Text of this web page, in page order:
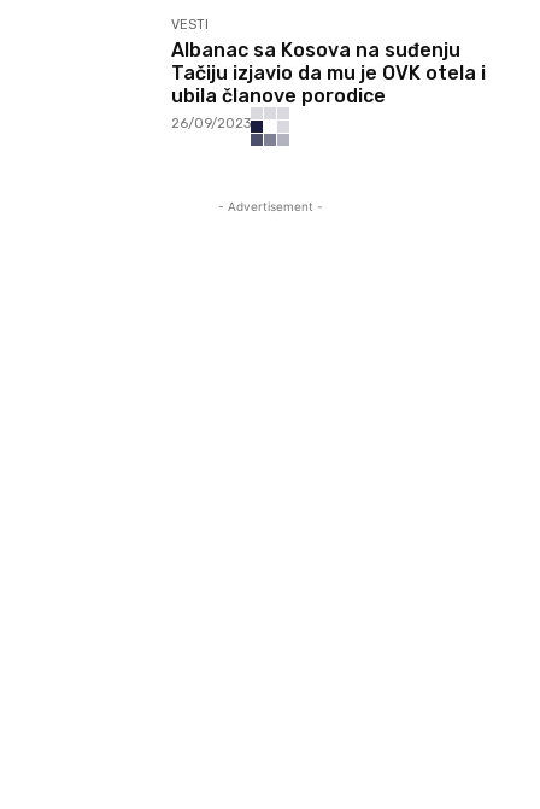
VESTI
Albanac sa Kosova na suđenju
Tačiju izjavio da mu je OVK otela i
ubila članove porodice
26/09/2023
- Advertisement -